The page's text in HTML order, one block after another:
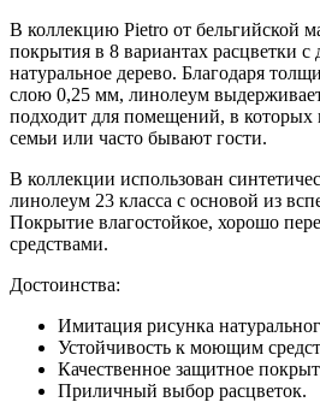
В коллекцию Pietro от бельгийской
покрытия в 8 вариантах расцветки с
натуральное дерево. Благодаря
слою 0,25 мм, линолеум
подходит для помещений, в
семьи или часто бывают гости.
В коллекции использован
линолеум 23 класса с основой из
Покрытие влагостойкое, хорошо
средствами.
Достоинства:
Имитация рисунка
Устойчивость к моющим
Качественное защитное
Приличный выбор расцветок.